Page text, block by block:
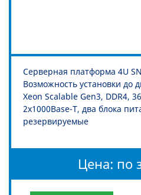
Серверная платформа 4U
Возможность установки до
Xeon Scalable Gen3, DDR4,
2x1000Base-T, два блока
резервируемые
Цена: по